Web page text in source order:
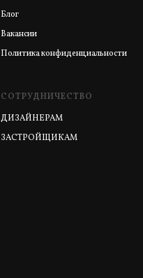
Блог
Вакансии
Политика конфиденциальности
СОТРУДНИЧЕСТВО
ДИЗАЙНЕРАМ
ЗАСТРОЙЩИКАМ